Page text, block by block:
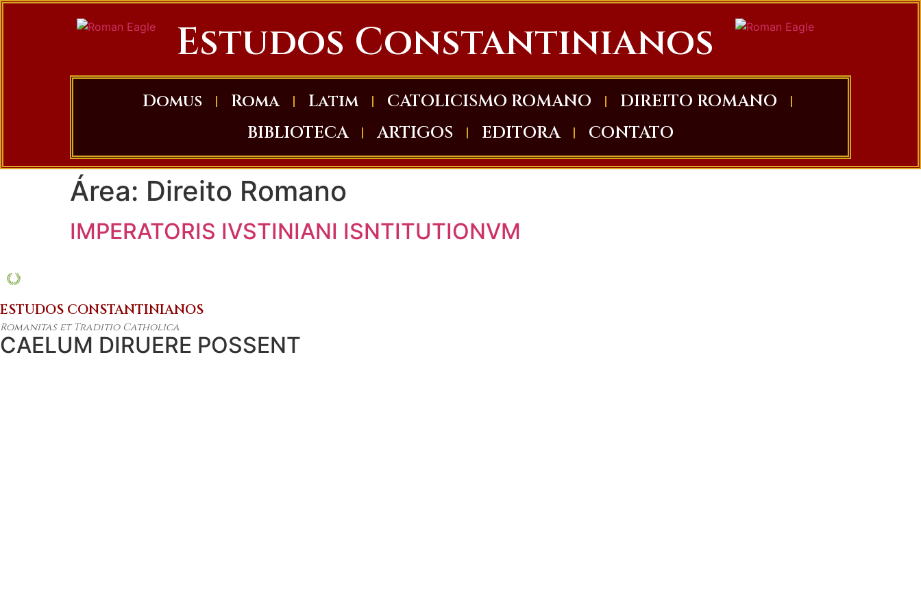
Estudos Constantinianos
Domus Roma Latim CATOLICISMO ROMANO
DIREITO ROMANO
BIBLIOTECA
ARTIGOS EDITORA CONTATO
Área: Direito Romano
IMPERATORIS IVSTINIANI ISNTITUTIONVM
ESTUDOS CONSTANTINIANOS
Romanitas et Traditio Catholica
CAELUM DIRUERE POSSENT